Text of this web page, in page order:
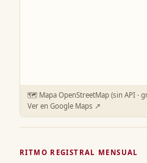
🗺️ Mapa OpenStreetMap (sin API ·
Ver en Google Maps ↗
RITMO REGISTRAL MENSUAL